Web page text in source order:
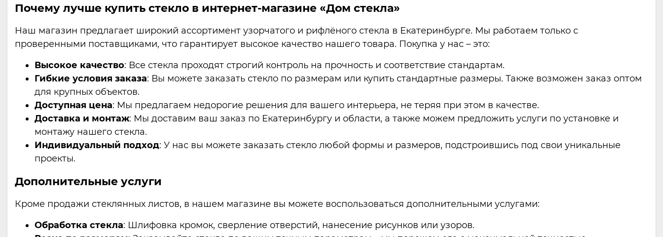
Почему лучше купить стекло в интернет-магазине «Дом стекла»
Наш магазин предлагает широкий ассортимент узорчатого и рифлёного стекла в Екатеринбурге. Мы работаем только с
проверенными поставщиками, что гарантирует высокое качество нашего товара. Покупка у нас – это:
Высокое качество: Все стекла проходят строгий контроль на прочность и соответствие стандартам.
Гибкие условия заказа: Вы можете заказать стекло по размерам или купить стандартные размеры. Также возможен заказ оптом
для крупных объектов.
Доступная цена: Мы предлагаем недорогие решения для вашего интерьера, не теряя при этом в качестве.
Доставка и монтаж: Мы доставим ваш заказ по Екатеринбургу и области, а также можем предложить услуги по установке и
монтажу нашего стекла.
Индивидуальный подход: У нас вы можете заказать стекло любой формы и размеров, подстроившись под свои уникальные
проекты.
Дополнительные услуги
Кроме продажи стеклянных листов, в нашем магазине вы можете воспользоваться дополнительными услугами:
Обработка стекла: Шлифовка кромок, сверление отверстий, нанесение рисунков или узоров.